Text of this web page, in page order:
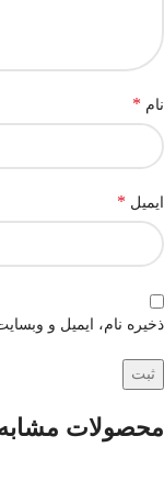
نام *
ایمیل *
ذخیره نام، ایمیل و
محصولات